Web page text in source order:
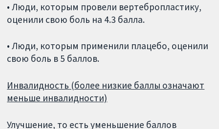
• Люди, которым провели вертебропластику,
оценили свою боль на 4.3 балла.
• Люди, которым применили плацебо, оценили
свою боль в 5 баллов.
Инвалидность (более низкие баллы означают
меньше инвалидности)
Улучшение, то есть уменьшение баллов